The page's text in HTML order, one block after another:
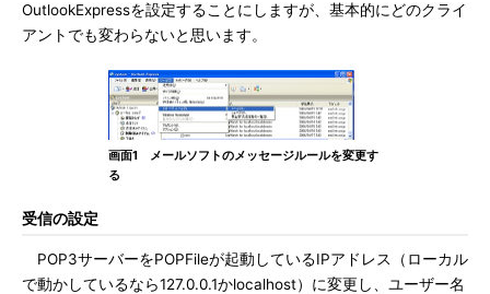
OutlookExpressを設定することにしますが、基本的にどのクライ
アントでも変わらないと思います。
画面1 メールソフトのメッセージルールを変更す
る
受信の設定
POP3サーバーをPOPFileが起動しているIPアドレス（ローカル
で動かしているなら127.0.0.1かlocalhost）に変更し、ユーザー名